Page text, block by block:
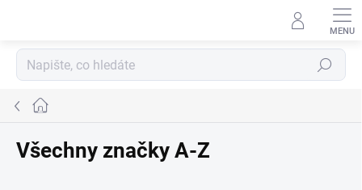
Hledat
Domů
Všechny značky A-Z